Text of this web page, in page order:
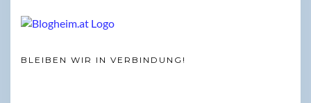
BLEIBEN WIR IN VERBINDUNG!